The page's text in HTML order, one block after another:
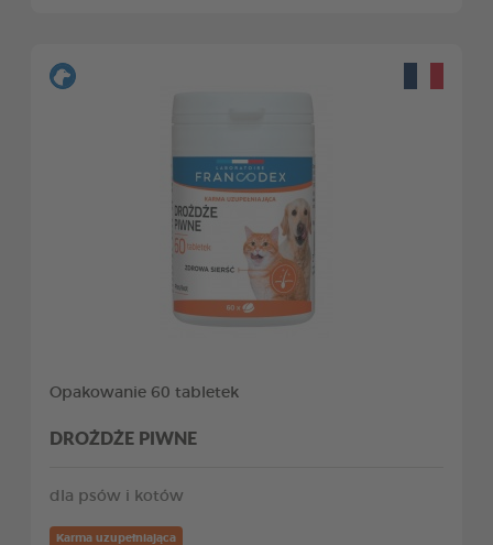
Opakowanie 60 tabletek
DROŻDŻE PIWNE
dla psów i kotów
Karma uzupełniająca